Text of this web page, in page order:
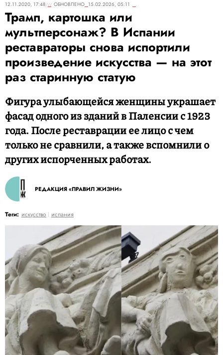
12.11.2020, 17:48
ОБНОВЛЕНО 15.02.2026, 05:11
Трамп, картошка или
мультперсонаж? В Испании
реставраторы снова испортили
произведение искусства — на этот
раз старинную статую
Фигура улыбающейся женщины украшает
фасад одного из зданий в Паленсии с 1923
года. После реставрации ее лицо с чем
только не сравнили, а также вспомнили о
других испорченных работах.
РЕДАКЦИЯ «ПРАВИЛ ЖИЗНИ»
Теги: искусство испания